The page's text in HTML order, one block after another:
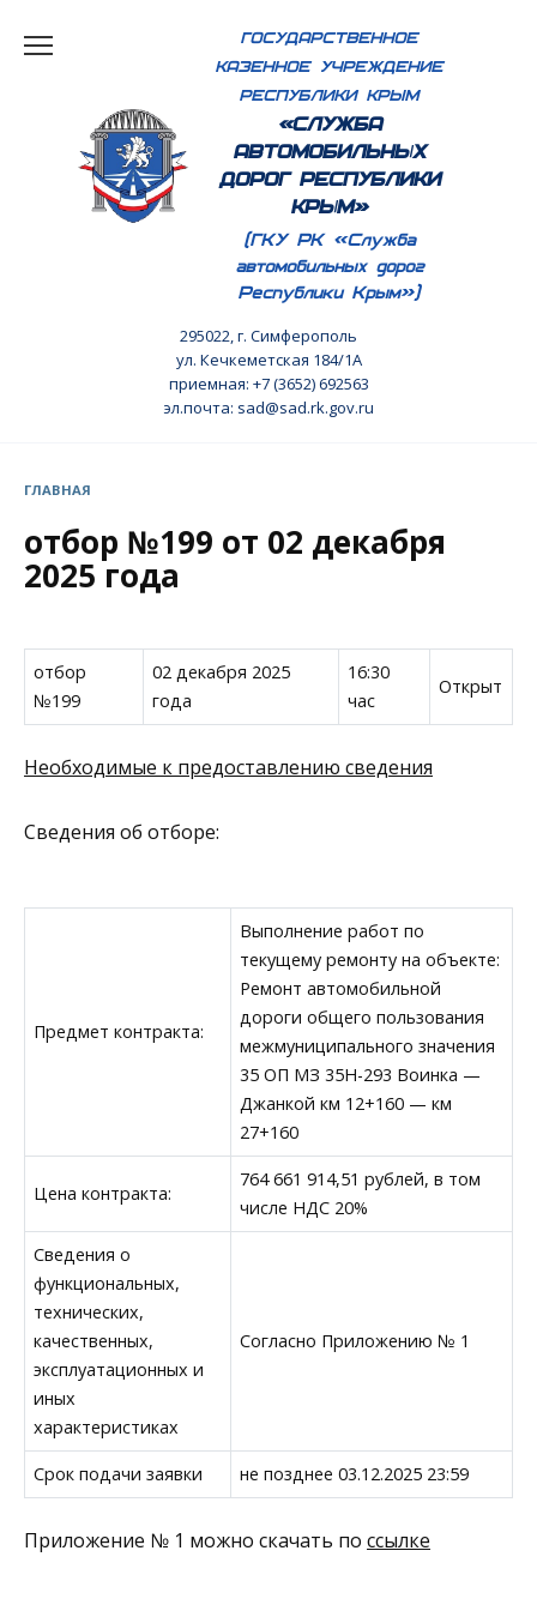
ГОСУДАРСТВЕННОЕ
КАЗЕННОЕ УЧРЕЖДЕНИЕ
РЕСПУБЛИКИ КРЫМ
«СЛУЖБА
АВТОМОБИЛЬНЫХ
ДОРОГ РЕСПУБЛИКИ
КРЫМ»
(ГКУ РК «Служба
автомобильных дорог
Республики Крым»)
295022, г. Симферополь
ул. Кечкеметская 184/1А
приемная: +7 (3652) 692563
эл.почта: sad@sad.rk.gov.ru
ГЛАВНАЯ
отбор №199 от 02 декабря
2025 года
отбор
№199
02 декабря 2025
года
16:30
час
Открыт
Необходимые к предоставлению сведения
Сведения об отборе:
Предмет контракта:
Выполнение работ по
текущему ремонту на объекте:
Ремонт автомобильной
дороги общего пользования
межмуниципального значения
35 ОП МЗ 35Н-293 Воинка —
Джанкой км 12+160 — км
27+160
Цена контракта:
764 661 914,51 рублей, в том
числе НДС 20%
Сведения о
функциональных,
технических,
качественных,
эксплуатационных и
иных
характеристиках
Согласно Приложению № 1
Срок подачи заявки не позднее 03.12.2025 23:59
Приложение № 1 можно скачать по ссылке